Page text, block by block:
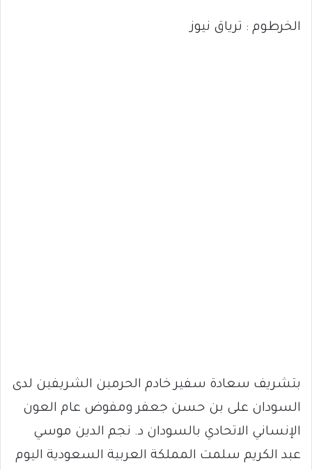
الخرطوم : ترياق نيوز
بتشريف سعادة سفير خادم الحرمين الشريفين لدى
السودان على بن حسن جعفر ومفوض عام العون
الإنساني الاتحادي بالسودان د. نجم الدين موسي
عبد الكريم سلمت المملكة العربية السعودية اليوم